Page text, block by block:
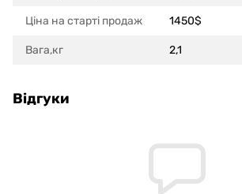
Ціна на старті продаж 1450$
Вага,кг 2,1
Відгуки